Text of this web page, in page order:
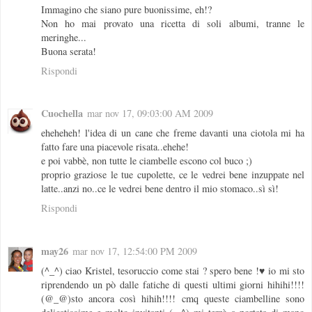
Immagino che siano pure buonissime, eh!?
Non ho mai provato una ricetta di soli albumi, tranne le
meringhe...
Buona serata!
Rispondi
Cuochella mar nov 17, 09:03:00 AM 2009
eheheheh! l'idea di un cane che freme davanti una ciotola mi ha
fatto fare una piacevole risata..ehehe!
e poi vabbè, non tutte le ciambelle escono col buco ;)
proprio graziose le tue cupolette, ce le vedrei bene inzuppate nel
latte..anzi no..ce le vedrei bene dentro il mio stomaco..sì sì!
Rispondi
may26 mar nov 17, 12:54:00 PM 2009
(^_^) ciao Kristel, tesoruccio come stai ? spero bene !♥ io mi sto
riprendendo un pò dalle fatiche di questi ultimi giorni hihihi!!!!
(@_@)sto ancora così hihih!!!! cmq queste ciambelline sono